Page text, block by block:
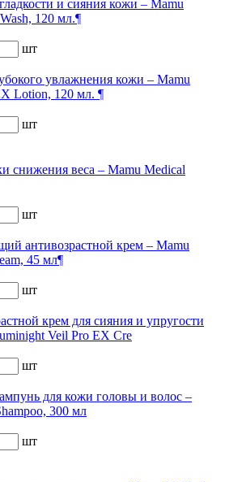
и сияния кожи – Mamu
120 мл.¶
шт
увлажнения кожи – Mamu
Lotion, 120 мл. ¶
шт
снижения веса – Mamu Medical
шт
антивозрастной крем – Mamu
45 мл¶
шт
крем для сияния и упругости
Veil Pro EX Cre
шт
для кожи головы и волос –
300 мл
шт